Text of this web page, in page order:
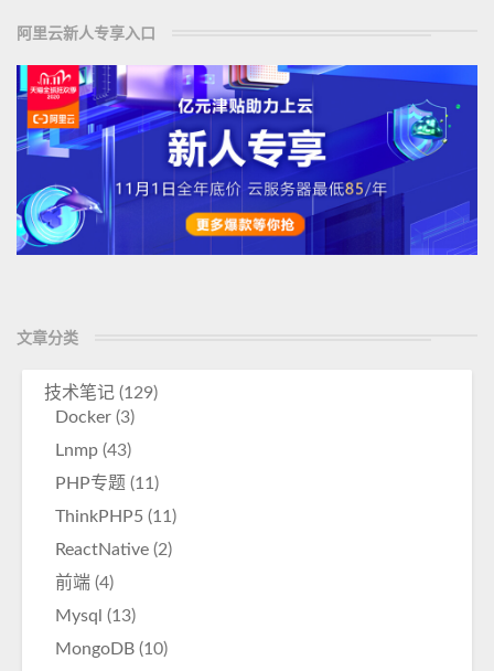
t
用
法
总
结
阿里云新人专享入口
文章分类
技术笔记 (129)
Docker (3)
Lnmp (43)
PHP专题 (11)
ThinkPHP5 (11)
ReactNative (2)
前端 (4)
Mysql (13)
MongoDB (10)